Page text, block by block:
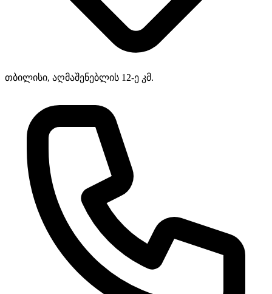
თბილისი, აღმაშენებლის 12-ე კმ.